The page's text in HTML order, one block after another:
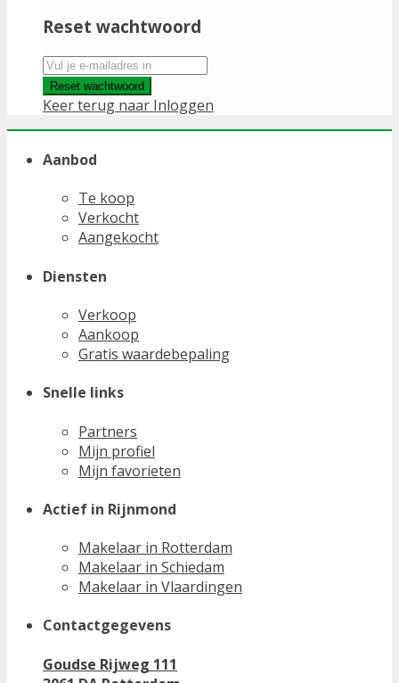
Reset wachtwoord
Reset wachtwoord
Keer terug naar Inloggen
Aanbod
Te koop
Verkocht
Aangekocht
Diensten
Verkoop
Aankoop
Gratis waardebepaling
Snelle links
Partners
Mijn profiel
Mijn favorieten
Actief in Rijnmond
Makelaar in Rotterdam
Makelaar in Schiedam
Makelaar in Vlaardingen
Contactgegevens
Goudse Rijweg 111